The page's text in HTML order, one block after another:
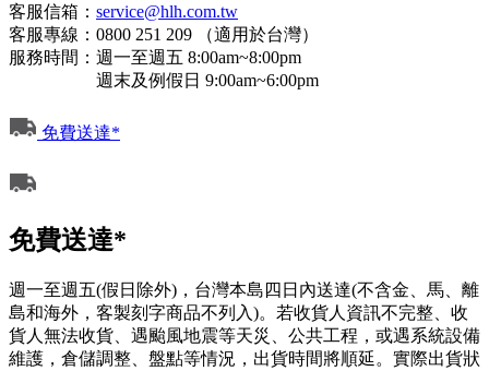
客服信箱： service@hlh.com.tw
客服專線：0800 251 209 （適用於台灣）
服務時間：週一至週五 8:00am~8:00pm
週末及例假日 9:00am~6:00pm
免費送達*
免費送達*
週一至週五(假日除外)，台灣本島四日內送達(不含金、馬、離
島和海外，客製刻字商品不列入)。若收貨人資訊不完整、收
貨人無法收貨、遇颱風地震等天災、公共工程，或遇系統設備
維護，倉儲調整、盤點等情況，出貨時間將順延。實際出貨狀